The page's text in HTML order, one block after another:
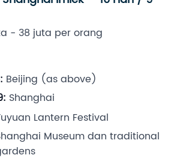
- 38 juta per orang
Beijing (as above)
Shanghai
Lantern Festival
Museum dan traditional